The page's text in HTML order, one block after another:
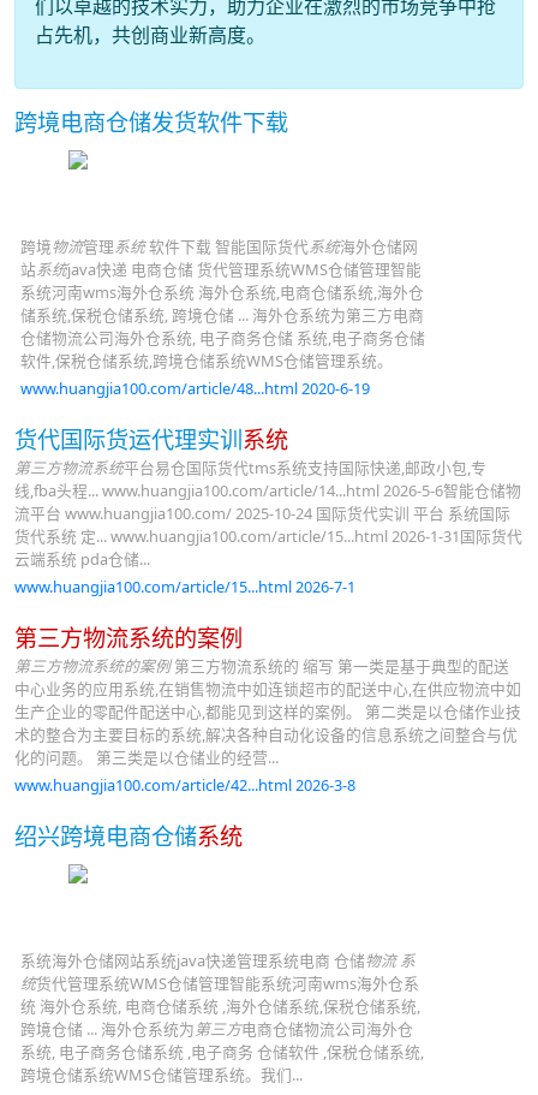
们以卓越的技术实力，助力企业在激烈的市场竞争中抢
占先机，共创商业新高度。
跨境电商仓储发货软件下载
跨境物流管理系统软件下载 智能国际货代系统海外仓储网
站系统java快递 电商仓储 货代管理系统WMS仓储管理智能
系统河南wms海外仓系统 海外仓系统,电商仓储系统,海外仓
储系统,保税仓储系统, 跨境仓储 ... 海外仓系统为第三方电商
仓储物流公司海外仓系统, 电子商务仓储 系统,电子商务仓储
软件,保税仓储系统,跨境仓储系统WMS仓储管理系统。
www.huangjia100.com/article/48...html 2020-6-19
货代国际货运代理实训系统
第三方物流系统平台易仓国际货代tms系统支持国际快递,邮政小包,专
线,fba头程... www.huangjia100.com/article/14...html 2026-5-6智能仓储物
流平台 www.huangjia100.com/ 2025-10-24 国际货代实训 平台 系统国际
货代系统 定... www.huangjia100.com/article/15...html 2026-1-31国际货代
云端系统 pda仓储...
www.huangjia100.com/article/15...html 2026-7-1
第三方物流系统的案例
第三方物流系统的案例第三方物流系统的 缩写 第一类是基于典型的配送
中心业务的应用系统,在销售物流中如连锁超市的配送中心,在供应物流中如
生产企业的零配件配送中心,都能见到这样的案例。 第二类是以仓储作业技
术的整合为主要目标的系统,解决各种自动化设备的信息系统之间整合与优
化的问题。 第三类是以仓储业的经营...
www.huangjia100.com/article/42...html 2026-3-8
绍兴跨境电商仓储系统
系统海外仓储网站系统java快递管理系统电商 仓储物流 系
统货代管理系统WMS仓储管理智能系统河南wms海外仓系
统 海外仓系统, 电商仓储系统 ,海外仓储系统,保税仓储系统,
跨境仓储 ... 海外仓系统为第三方电商仓储物流公司海外仓
系统, 电子商务仓储系统 ,电子商务 仓储软件 ,保税仓储系统,
跨境仓储系统WMS仓储管理系统。我们...